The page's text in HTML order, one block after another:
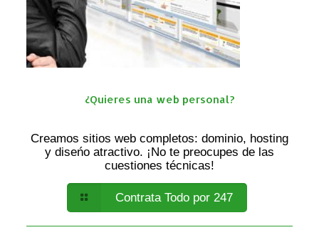
¿Quieres una web personal?
Creamos sitios web completos: dominio, hosting
y diseńo atractivo. ¡No te preocupes de las
cuestiones técnicas!
Contrata Todo por 247